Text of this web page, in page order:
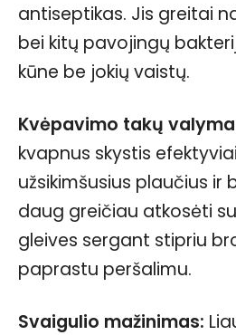
antiseptikas. Jis greitai
bei kitų pavojingų
kūne be jokių vaistų.
Kvėpavimo takų
kvapnus skystis
užsikimšusius plaučius ir
daug greičiau atkosėti
gleives sergant stipriu
paprastu peršalimu.
Svaigulio mažinimas: